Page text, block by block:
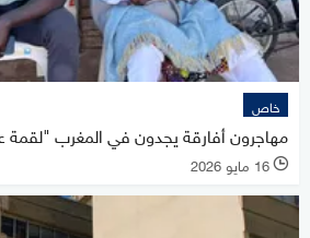
خاص
مهاجرون أفارقة يجدون في المغرب "لقمة
l 16 مايو 2026